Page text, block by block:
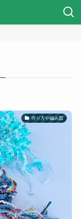
作り方や編み図